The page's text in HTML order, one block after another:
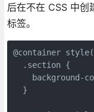
后在不在 CSS 中创
标签。
@container
  .section {
background-
  }